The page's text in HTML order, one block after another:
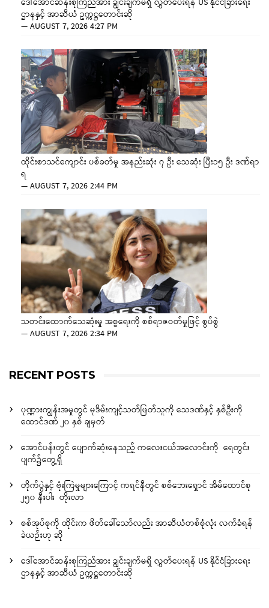
ဌာနနှင့် အာဆီယံ ဥက္ကဋ္ဌတောင်းဆို
—AUGUST 7, 2026 4:27 PM
ထိုင်းစာသင်ကျောင်း ပစ်ခတ်မှု အနည်းဆုံး ၇ ဦး သေဆုံး ပြီး၁၅ ဦး ဒဏ်ရာ
ရ
—AUGUST 7, 2026 2:44 PM
သတင်းထောက်သေဆုံးမှု အစ္စရေးကို စစ်ရာဇဝတ်မှုဖြင့် စွပ်စွဲ
—AUGUST 7, 2026 2:34 PM
RECENT POSTS
ပုဏ္ဏားကျွန်းအမှုတွင် မုဒိမ်းကျင့်သတ်ဖြတ်သူကို သေဒဏ်နှင့် နှစ်ဦးကို
ထောင်ဒဏ် ၂၀ နှစ် ချမှတ်
အောင်ပန်းတွင် ပျောက်ဆုံးနေသည့် ကလေးငယ်အလောင်းကို ရေတွင်း
ပျက်၌တွေ့ရှိ
တိုက်ပွဲနှင့် ဗုံးကြဲမှုများကြောင့် ကရင်နီတွင် စစ်ဘေးရှောင် အိမ်ထောင်စု
၂၅၀ နီးပါး တိုးလာ
စစ်အုပ်စုကို ထိုင်းက ဖိတ်ခေါ်သော်လည်း အာဆီယံတစ်စုံလုံး လက်ခံရန်
ခဲယဉ်းဟု ဆို
ဒေါ်အောင်ဆန်းစုကြည်အား ချွင်းချက်မရှိ လွှတ်ပေးရန် US နိုင်ငံခြားရေး
ဌာနနှင့် အာဆီယံ ဥက္ကဋ္ဌတောင်းဆို